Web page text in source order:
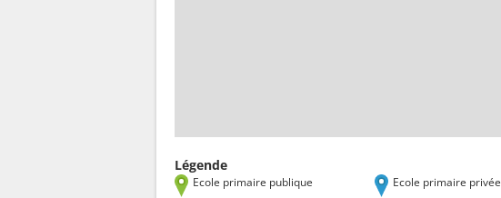
Légende
Ecole primaire publique Ecole primaire privée